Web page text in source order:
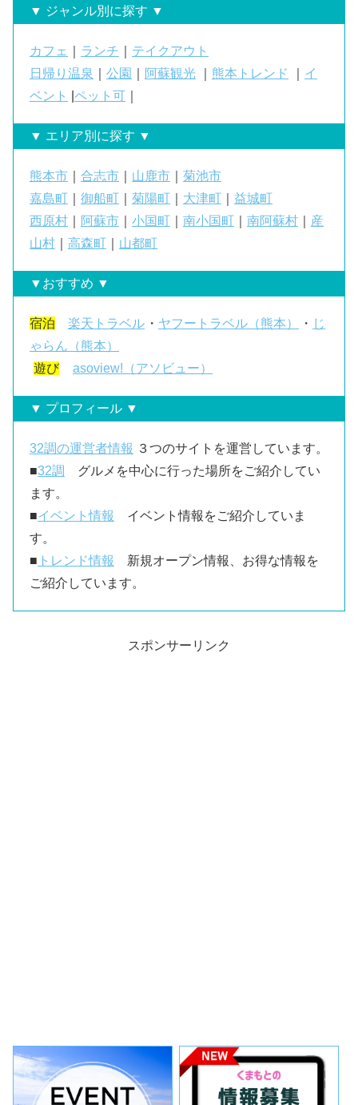
▼ ジャンル別に探す ▼
カフェ ランチ
テイクアウト
日帰り温泉
公園 阿蘇観光 熊本トレンド
イ
ベント
ペット可
▼ エリア別に探す ▼
熊本市 合志市 山鹿市
菊池市
嘉島町
御船町 菊陽町 大津町
益城町
西原村
阿蘇市 小国町 南小国町 南阿蘇村
産
山村
高森町 山都町
▼おすすめ ▼
宿泊 楽天トラベル ・ ヤフートラベル（熊本） ・ じ
ゃらん（熊本）
遊び
asoview!（アソビュー）
▼ プロフィール ▼
32調の運営者情報 ３つのサイトを運営しています。
■32調
グルメを中心に行った場所をご紹介してい
ます。
■イベント情報
イベント情報をご紹介していま
す。
■ トレンド情報
新規オープン情報、お得な情報を
ご紹介しています。
スポンサーリンク